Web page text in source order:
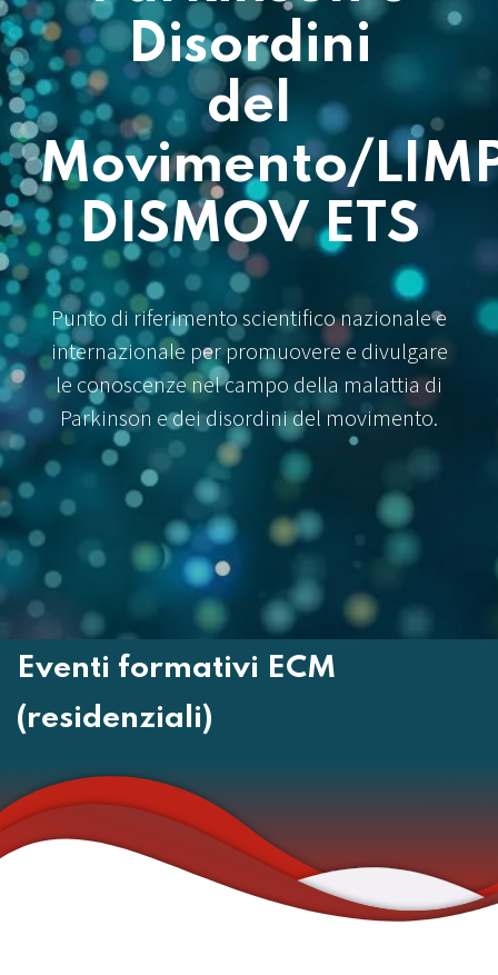
Disordini
del
Movimento/
DISMOV ETS
Punto di riferimento scientifico nazionale e
internazionale per promuovere e divulgare
le conoscenze nel campo della malattia di
Parkinson e dei disordini del movimento.
Eventi formativi ECM
(residenziali)